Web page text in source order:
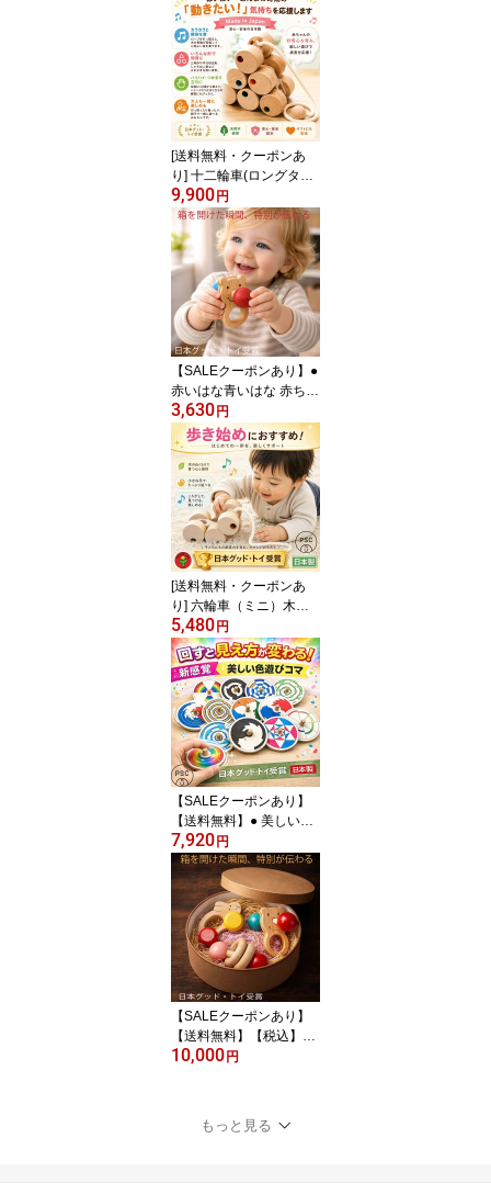
具 出産祝い 日本製 カタ
カタ 男の子＆女の子 お
しゃれ 3ヶ月 4ヶ月 5ヶ
月 6ヶ月 7ヶ月 8ヶ月 9ヶ
月 10ヶ月 0歳 1歳 1歳半
2歳 木製 玩具 がらがら
ラトル デザイン psc
[送料無料・クーポンあ
り] 十二輪車(ロングタイ
プ) 木のおもちゃ プルト
ーイ 木製玩具 引き車 知
育玩具 プレゼント ラン
キング スロープ 積み木
9,900 円
【SALEクーポンあり】●
赤いはな青いはな 赤ちゃ
ん おもちゃ はがため 歯
がため 木のおもちゃ 日
本製 出産祝い カタカタ
ラトル 男の子＆女の子 6
ヶ月 7ヶ月 8ヶ月 9ヶ月 1
0ヶ月 0歳 1歳 プレゼン
ト ランキング 2歳 誕生日
ギフト がらがら ファー
ストトイ デザインpsc
3,630 円
[送料無料・クーポンあ
り] 六輪車（ミニ）木の
おもちゃ プルトーイ 木
製玩具 引き車 知育玩具
プレゼント ランキング
5,480 円
【SALEクーポンあり】
【送料無料】● 美しい色
遊び独楽（12個セット）
綺麗な木のおもちゃ 日本
グッド・トイ受賞おもち
ゃ 知育玩具 1歳 1歳半 プ
レゼント ランキング 2歳
3歳 4歳 5歳 6歳 7歳 8歳
幼児子供〜高齢者 誕生日
ギフト〜出産祝い 木製
玩具 デザイン psc
7,920 円
【SALEクーポンあり】
【送料無料】【税込】●
出産祝いプチセット(ジュ
め 木のおもちゃ 車 まま
ごと 日本製 カタカタ お
10,000 円
もっと見る